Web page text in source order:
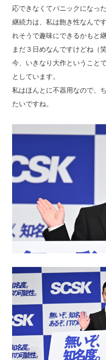
応できなくてパニックになった
継続力は、私は飽き性なんで
れそうで趣味にできるかもと
まだ３日めなんですけどね（笑
今、いきなり大作ということ
としています。
私はほんとに不器用なので、
たいですね。